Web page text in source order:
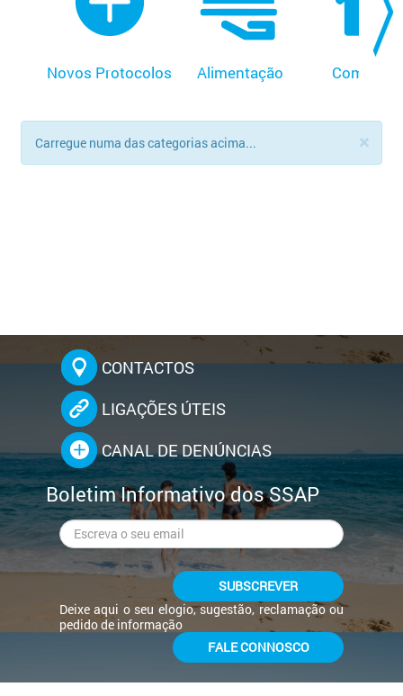
Novos Protocolos Alimentação
×
Carregue numa das categorias acima...
CONTACTOS
LIGAÇÕES ÚTEIS
CANAL DE DENÚNCIAS
Boletim Informativo dos SSAP
SUBSCREVER
Deixe aqui o seu elogio, sugestão, reclamação ou
pedido de informação
FALE CONNOSCO